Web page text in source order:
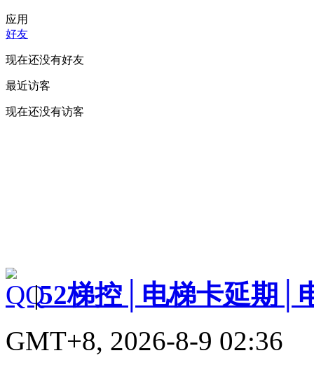
应用
好友
现在还没有好友
最近访客
现在还没有访客
|52梯控│电梯卡延期│
GMT+8, 2026-8-9 02:36